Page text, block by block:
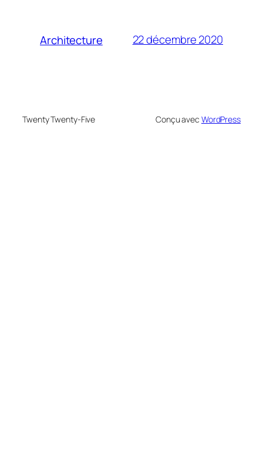
Architecture 22 décembre 2020
Twenty Twenty-Five Conçu avec WordPress